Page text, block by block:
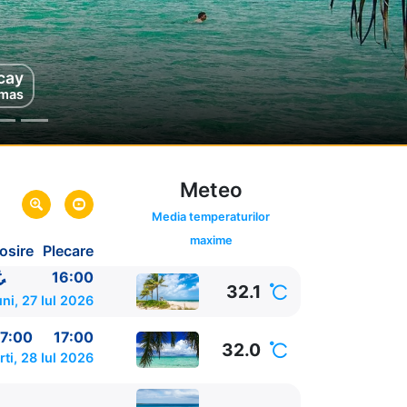
Mare
SUAPlecare
Meteo
Media temperaturilor
maxime
16:00
27 Iul 2026 32.1
17:00
28 Iul 2026 32.0